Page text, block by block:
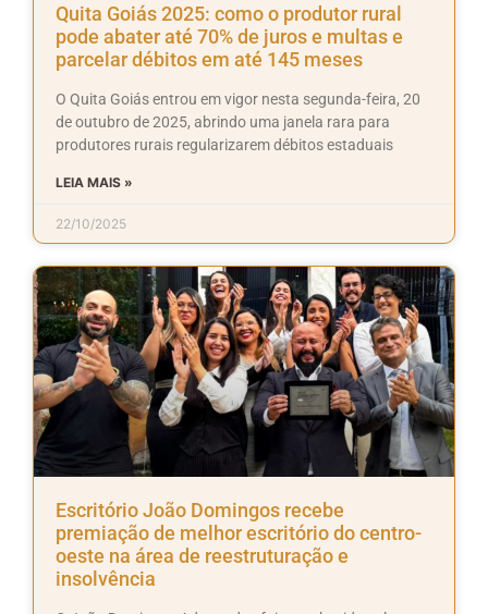
Quita Goiás 2025: como o produtor rural
pode abater até 70% de juros e multas e
parcelar débitos em até 145 meses
O Quita Goiás entrou em vigor nesta segunda-feira, 20
de outubro de 2025, abrindo uma janela rara para
produtores rurais regularizarem débitos estaduais
LEIA MAIS »
22/10/2025
Escritório João Domingos recebe
premiação de melhor escritório do centro-
oeste na área de reestruturação e
insolvência